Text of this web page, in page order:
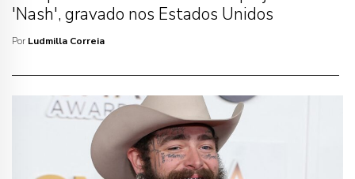
'Nash', gravado nos Estados Unidos
Por Ludmilla Correia